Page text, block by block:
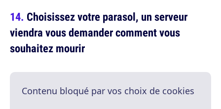
Choisissez votre parasol, un serveur
viendra vous demander comment vous
souhaitez mourir
Contenu bloqué par vos choix de cookies